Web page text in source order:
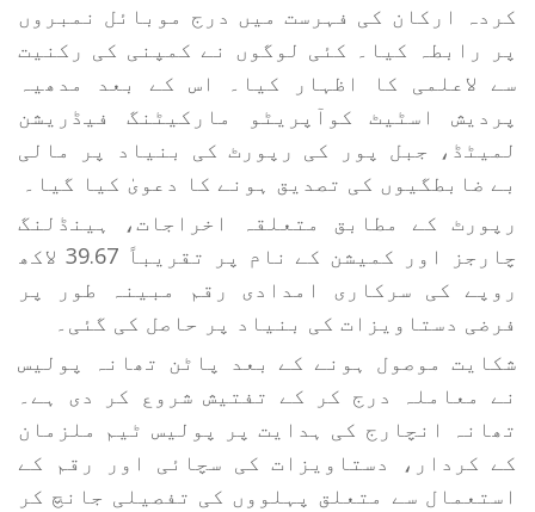
کردہ ارکان کی فہرست میں درج موبائل نمبروں
پر رابطہ کیا۔ کئی لوگوں نے کمپنی کی رکنیت
سے لاعلمی کا اظہار کیا۔ اس کے بعد مدھیہ
پردیش اسٹیٹ کوآپریٹو مارکیٹنگ فیڈریشن
لمیٹڈ، جبل پور کی رپورٹ کی بنیاد پر مالی
بے ضابطگیوں کی تصدیق ہونے کا دعویٰ کیا گیا۔
رپورٹ کے مطابق متعلقہ اخراجات، ہینڈلنگ
چارجز اور کمیشن کے نام پر تقریباً 39.67 لاکھ
روپے کی سرکاری امدادی رقم مبینہ طور پر
فرضی دستاویزات کی بنیاد پر حاصل کی گئی۔
شکایت موصول ہونے کے بعد پاٹن تھانہ پولیس
نے معاملہ درج کر کے تفتیش شروع کر دی ہے۔
تھانہ انچارج کی ہدایت پر پولیس ٹیم ملزمان
کے کردار، دستاویزات کی سچائی اور رقم کے
استعمال سے متعلق پہلووں کی تفصیلی جانچ کر